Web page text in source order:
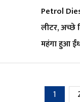
Petrol
लीटर, अच्छे
महंगा हुआ
1